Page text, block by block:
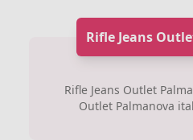
Rifle Jeans
Rifle Jeans Outlet
Outlet Palmanova